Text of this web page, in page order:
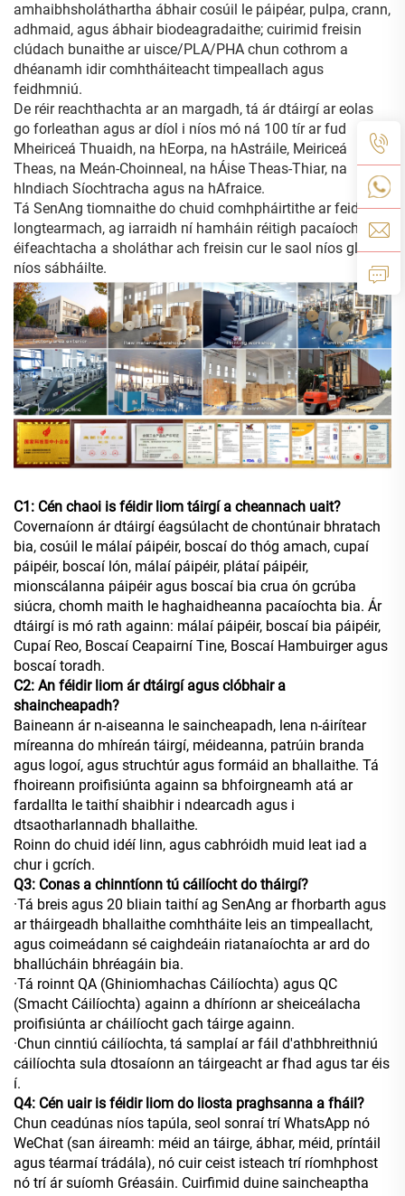
amhaibhsholáthartha ábhair cosúil le páipéar, pulpa, crann,
adhmaid, agus ábhair biodeagradaithe; cuirimid freisin
clúdach bunaithe ar uisce/PLA/PHA chun cothrom a
dhéanamh idir comhtháiteacht timpeallach agus
feidhmniú.
De réir reachthachta ar an margadh, tá ár dtáirgí ar eolas
go forleathan agus ar díol i níos mó ná 100 tír ar fud
Mheiriceá Thuaidh, na hEorpa, na hAstráile, Meiriceá
Theas, na Meán-Choinneal, na hÁise Theas-Thiar, na
hIndiach Síochtracha agus na hAfraice.
Tá SenAng tiomnaithe do chuid comhpháirtithe ar feidhm
longtearmach, ag iarraidh ní hamháin réitigh pacaíochta
éifeachtacha a sholáthar ach freisin cur le saol níos glaise,
níos sábháilte.
C1: Cén chaoi is féidir liom táirgí a cheannach uait?
Covernaíonn ár dtáirgí éagsúlacht de chontúnair bhratach
bia, cosúil le málaí páipéir, boscaí do thóg amach, cupaí
páipéir, boscaí lón, málaí páipéir, plátaí páipéir,
mionscálanna páipéir agus boscaí bia crua ón gcrúba
siúcra, chomh maith le haghaidheanna pacaíochta bia. Ár
dtáirgí is mó rath againn: málaí páipéir, boscaí bia páipéir,
Cupaí Reo, Boscaí Ceapairní Tine, Boscaí Hambuirger agus
boscaí toradh.
C2: An féidir liom ár dtáirgí agus clóbhair a
shaincheapadh?
Baineann ár n-aiseanna le saincheapadh, lena n-áirítear
míreanna do mhíreán táirgí, méideanna, patrúin branda
agus logoí, agus struchtúr agus formáid an bhallaithe. Tá
fhoireann proifisiúnta againn sa bhfoirgneamh atá ar
fardallta le taithí shaibhir i ndearcadh agus i
dtsaotharlannadh bhallaithe.
Roinn do chuid idéí linn, agus cabhróidh muid leat iad a
chur i gcrích.
Q3: Conas a chinntíonn tú cáilíocht do tháirgí?
·Tá breis agus 20 bliain taithí ag SenAng ar fhorbarth agus
ar tháirgeadh bhallaithe comhtháite leis an timpeallacht,
agus coimeádann sé caighdeáin riatanaíochta ar ard do
bhallúcháin bhréagáin bia.
·Tá roinnt QA (Ghiniomhachas Cáilíochta) agus QC
(Smacht Cáilíochta) againn a dhíríonn ar sheiceálacha
proifisiúnta ar cháilíocht gach táirge againn.
·Chun cinntiú cáilíochta, tá samplaí ar fáil d'athbhreithniú
cáilíochta sula dtosaíonn an táirgeacht ar fhad agus tar éis
í.
Q4: Cén uair is féidir liom do liosta praghsanna a fháil?
Chun ceadúnas níos tapúla, seol sonraí trí WhatsApp nó
WeChat (san áireamh: méid an táirge, ábhar, méid, príntáil
agus téarmaí trádála), nó cuir ceist isteach trí ríomhphost
nó trí ár suíomh Gréasáin. Cuirfimid duine saincheaptha